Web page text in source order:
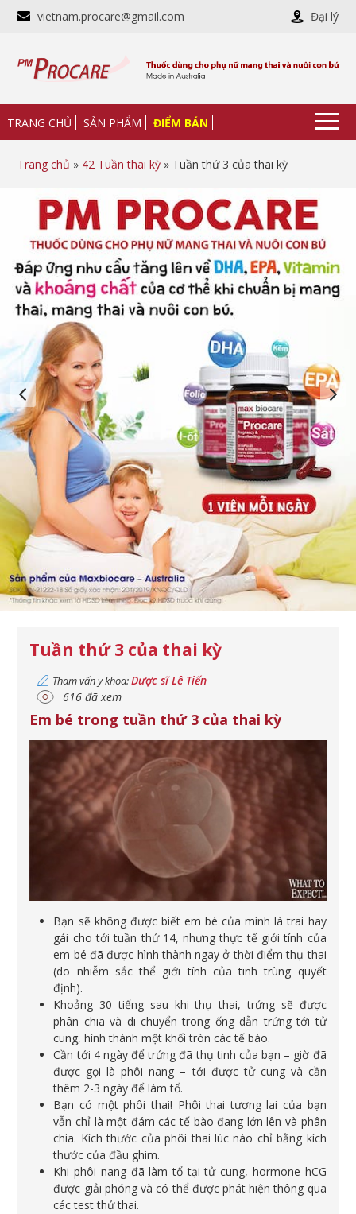
vietnam.procare@gmail.com Đại lý
TRANG CHỦ SẢN PHẨM ĐIỂM BÁN
Trang chủ » 42 Tuần thai kỳ » Tuần thứ 3 của thai kỳ
Tuần thứ 3 của thai kỳ
Tham vấn y khoa:Dược sĩ Lê Tiến
616 đã xem
Em bé trong tuần thứ 3 của thai kỳ
Bạn sẽ không được biết em bé của mình là trai hay
gái cho tới tuần thứ 14, nhưng thực tế giới tính của
em bé đã được hình thành ngay ở thời điểm thụ thai
(do nhiễm sắc thể giới tính của tinh trùng quyết
định).
Khoảng 30 tiếng sau khi thụ thai, trứng sẽ được
phân chia và di chuyển trong ống dẫn trứng tới tử
cung, hình thành một khối tròn các tế bào.
Cần tới 4 ngày để trứng đã thụ tinh của bạn – giờ đã
được gọi là phôi nang – tới được tử cung và cần
thêm 2-3 ngày để làm tổ.
Bạn có một phôi thai! Phôi thai tương lai của bạn
vẫn chỉ là một đám các tế bào đang lớn lên và phân
chia. Kích thước của phôi thai lúc nào chỉ bằng kích
thước của đầu ghim.
Khi phôi nang đã làm tổ tại tử cung, hormone hCG
được giải phóng và có thể được phát hiện thông qua
các test thử thai.